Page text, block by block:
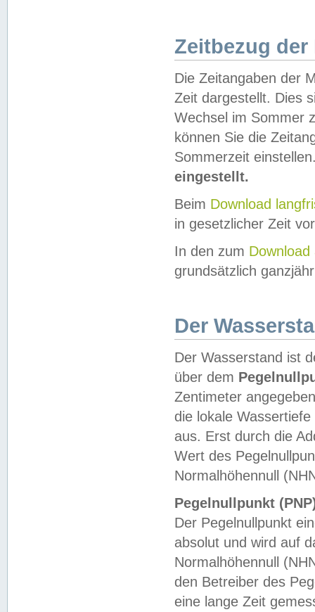
Zeitbezug der
Die Zeitangaben der
Zeit dargestellt. Dies
Wechsel im Sommer
können Sie die
Sommerzeit
eingestellt.
Beim Download
in gesetzlicher Zeit
In den zum Download
grundsätzlich
Der
Der Wasserstand ist
über dem
Zentimeter
die lokale
aus. Erst durch die
Wert des
Normalhöhennull
Pegelnullpunkt
Der Pegelnullpunkt
absolut und wird auf
Normalhöhennull
den Betreiber des
eine lange Zeit